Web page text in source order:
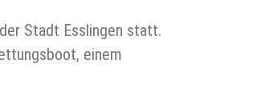
Stadt Esslingen statt.
einem